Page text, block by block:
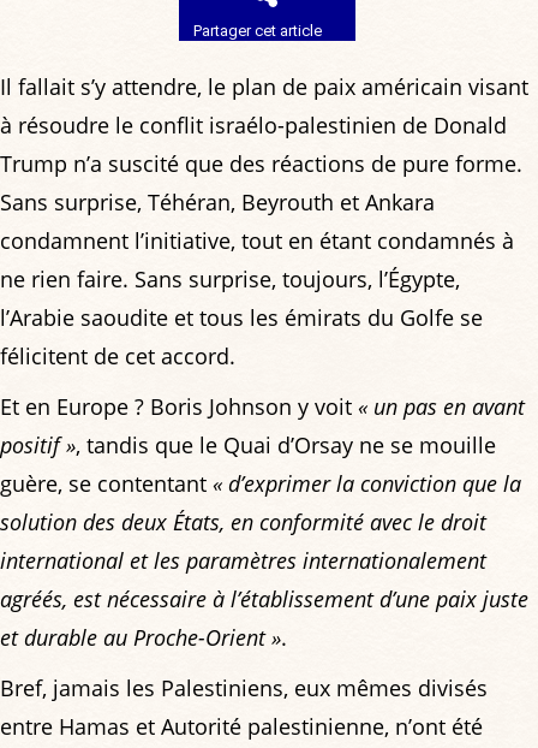
Partager cet article
Il fallait s’y attendre, le plan de paix américain visant
à résoudre le conflit israélo-palestinien de Donald
Trump n’a suscité que des réactions de pure forme.
Sans surprise, Téhéran, Beyrouth et Ankara
condamnent l’initiative, tout en étant condamnés à
ne rien faire. Sans surprise, toujours, l’Égypte,
l’Arabie saoudite et tous les émirats du Golfe se
félicitent de cet accord.
Et en Europe ? Boris Johnson y voit « un pas en avant
positif », tandis que le Quai d’Orsay ne se mouille
guère, se contentant « d’exprimer la conviction que la
solution des deux États, en conformité avec le droit
international et les paramètres internationalement
agréés, est nécessaire à l’établissement d’une paix juste
et durable au Proche-Orient ».
Bref, jamais les Palestiniens, eux mêmes divisés
entre Hamas et Autorité palestinienne, n’ont été